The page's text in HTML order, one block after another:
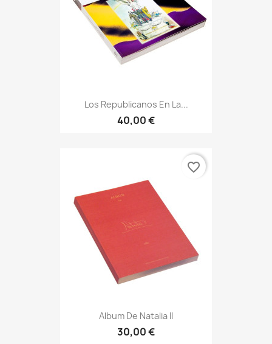
Los Republicanos En La...
40,00 €
Album De Natalia II
30,00 €
favorite_border